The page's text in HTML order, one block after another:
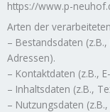
https://www.p-
Arten der
– Bestandsdaten
Adressen).
– Kontaktdaten (z.B.,
– Inhaltsdaten (z.B.,
– Nutzungsdaten